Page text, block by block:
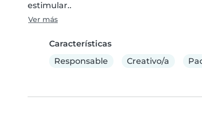
estimular..
Ver más
Características
Responsable
Creativo/a